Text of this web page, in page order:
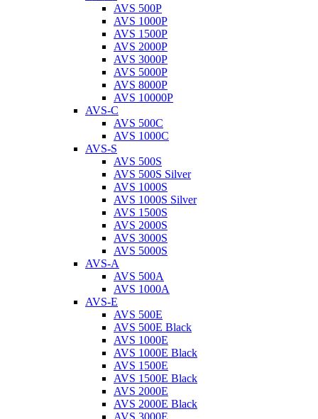
AVS 500P
AVS 1000P
AVS 1500P
AVS 2000P
AVS 3000P
AVS 5000P
AVS 8000P
AVS 10000P
AVS-C
AVS 500C
AVS 1000C
AVS-S
AVS 500S
AVS 500S Silver
AVS 1000S
AVS 1000S Silver
AVS 1500S
AVS 2000S
AVS 3000S
AVS 5000S
AVS-A
AVS 500A
AVS 1000A
AVS-E
AVS 500E
AVS 500E Black
AVS 1000E
AVS 1000E Black
AVS 1500E
AVS 1500E Black
AVS 2000E
AVS 2000E Black
AVS 3000E